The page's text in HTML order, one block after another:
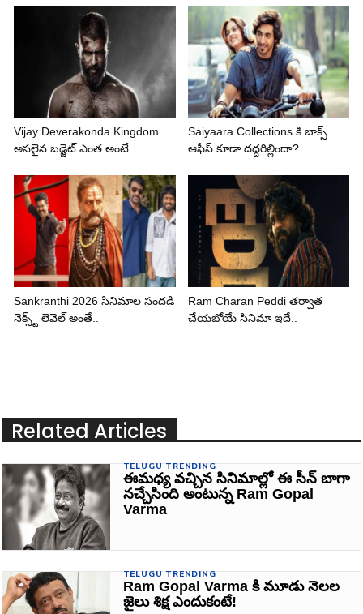
Vijay Deverakonda Kingdom
అసలైన బడ్జెట్ ఎంత అంటే..
Saiyaara Collections కి బాక్స్
ఆఫీస్ కూడా దద్దరిల్లిందా?
Sankranthi 2026 సినిమాల సందడి
నెక్స్ట్ లెవెల్ అంతే..
Ram Charan Peddi తర్వాత
చేయబోయే సినిమా ఇదే..
Related Articles
TELUGU TRENDING
ఈమధ్య వచ్చిన సినిమాల్లో ఈ సీన్ బాగా
నచ్చేసింది అంటున్న Ram Gopal
Varma
TELUGU TRENDING
Ram Gopal Varma కి మూడు నెలల
జైలు శిక్ష ఎందుకంటే!